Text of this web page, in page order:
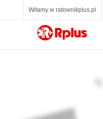
Witamy w ratownikplus.pl